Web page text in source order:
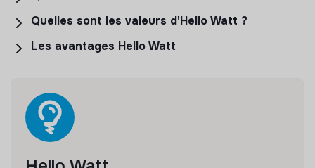
Quelles sont les valeurs d'Hello Watt ?
Les avantages Hello Watt